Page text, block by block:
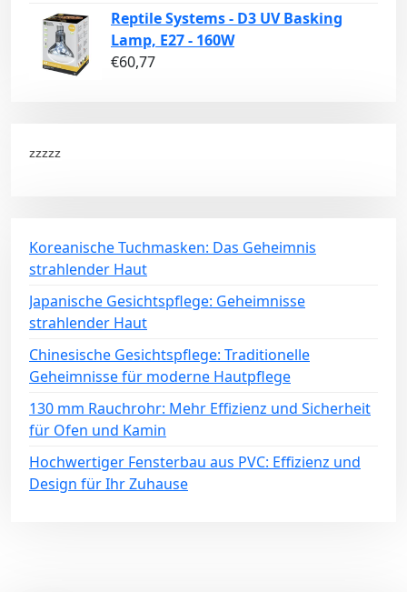
Reptile Systems - D3 UV Basking
Lamp, E27 - 160W
€60,77
zzzzz
Koreanische Tuchmasken: Das Geheimnis
strahlender Haut
Japanische Gesichtspflege: Geheimnisse
strahlender Haut
Chinesische Gesichtspflege: Traditionelle
Geheimnisse für moderne Hautpflege
130 mm Rauchrohr: Mehr Effizienz und Sicherheit
für Ofen und Kamin
Hochwertiger Fensterbau aus PVC: Effizienz und
Design für Ihr Zuhause